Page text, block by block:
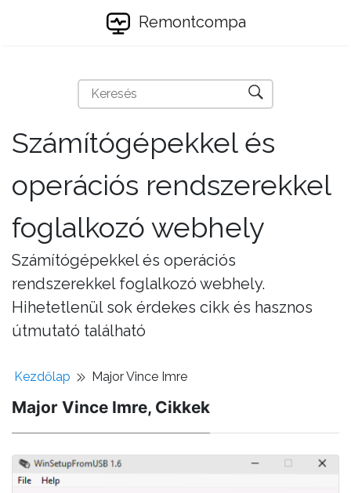
Remontcompa
Számítógépekkel és
operációs rendszerekkel
foglalkozó webhely
Számítógépekkel és operációs
rendszerekkel foglalkozó webhely.
Hihetetlenül sok érdekes cikk és hasznos
útmutató található
Kezdőlap Major Vince Imre
Major Vince Imre, Cikkek